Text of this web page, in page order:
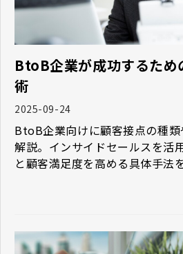
BtoB企業が成功するため
術
2025-09-24
BtoB企業向けに顧客接点の種
解説。インサイドセールスを活
と顧客満足度を高める具体手法